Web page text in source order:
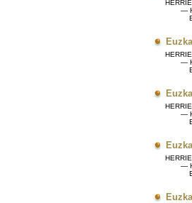
—
—
—
—